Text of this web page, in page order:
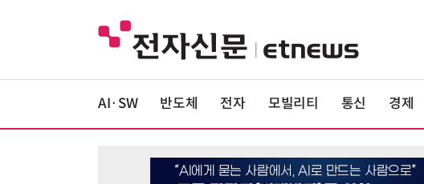
AI·SW 반도체 전자 모빌리티 통신 경제